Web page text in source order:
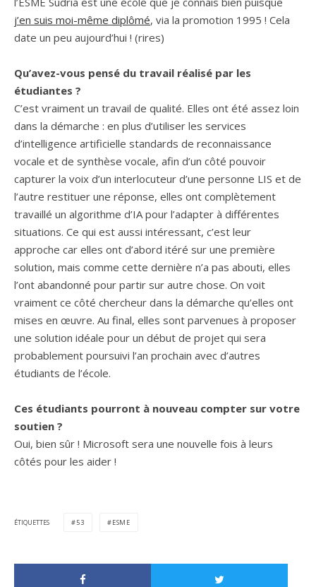
j’en suis moi-même diplômé, via la promotion 1995 ! Cela
date un peu aujourd’hui ! (rires)
Qu’avez-vous pensé du travail réalisé par les
étudiantes ?
C’est vraiment un travail de qualité. Elles ont été assez loin
dans la démarche : en plus d’utiliser les services
d’intelligence artificielle standards de reconnaissance
vocale et de synthèse vocale, afin d’un côté pouvoir
capturer la voix d’un interlocuteur d’une personne LIS et de
l’autre restituer une réponse, elles ont complètement
travaillé un algorithme d’IA pour l’adapter à différentes
situations. Ce qui est aussi intéressant, c’est leur
approche car elles ont d’abord itéré sur une première
solution, mais comme cette dernière n’a pas abouti, elles
l’ont abandonné pour partir sur autre chose. On voit
vraiment ce côté chercheur dans la démarche qu’elles ont
mises en œuvre. Au final, elles sont parvenues à proposer
une solution idéale pour un début de projet qui sera
probablement poursuivi l’an prochain avec d’autres
étudiants de l’école.
Ces étudiants pourront à nouveau compter sur votre
soutien ?
Oui, bien sûr ! Microsoft sera une nouvelle fois à leurs
côtés pour les aider !
ÉTIQUETTES 53 ESME